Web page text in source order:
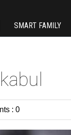
SMART FAMILY
: 0